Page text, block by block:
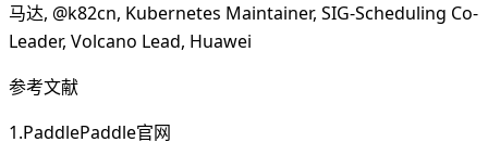
马达, @k82cn, Kubernetes Maintainer, SIG-Scheduling Co-
Leader, Volcano Lead, Huawei
参考文献
1.PaddlePaddle官网